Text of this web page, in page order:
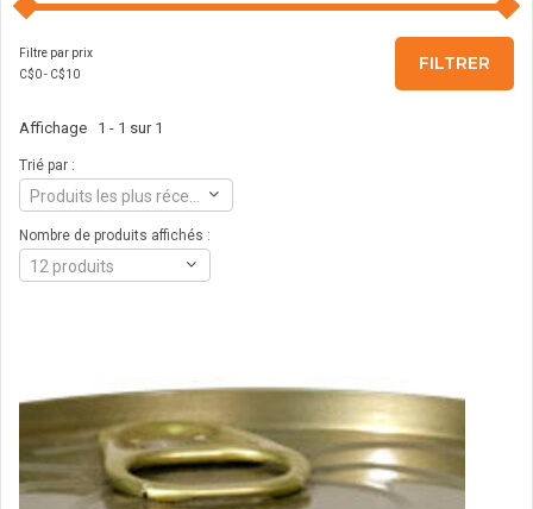
Filtre par prix
C$0- C$10
FILTRER
Affichage 1 - 1 sur 1
Trié par :
Nombre de produits affichés :
12 produits